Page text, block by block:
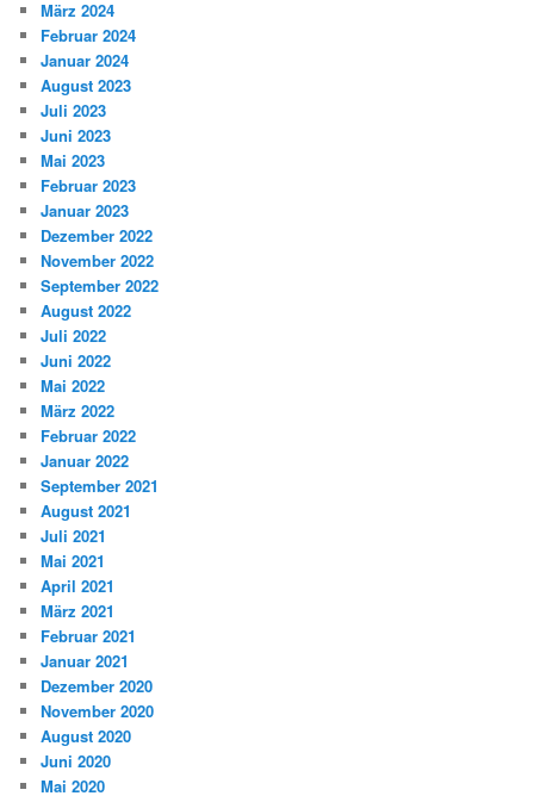
März 2024
Februar 2024
Januar 2024
August 2023
Juli 2023
Juni 2023
Mai 2023
Februar 2023
Januar 2023
Dezember 2022
November 2022
September 2022
August 2022
Juli 2022
Juni 2022
Mai 2022
März 2022
Februar 2022
Januar 2022
September 2021
August 2021
Juli 2021
Mai 2021
April 2021
März 2021
Februar 2021
Januar 2021
Dezember 2020
November 2020
August 2020
Juni 2020
Mai 2020